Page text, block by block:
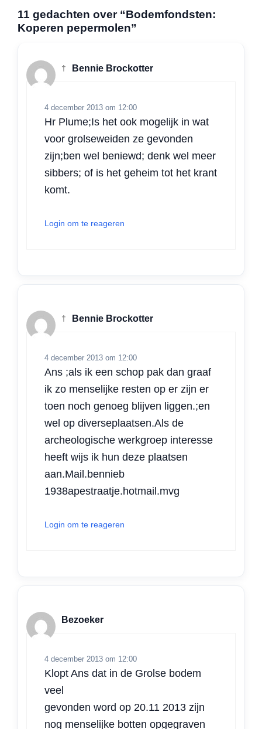
t
s
p
p
c
e
b
k
n
k
e
n
t
t
i
l
n
11 gedachten over “Bodemfondsten:
Koperen pepermolen”
† Bennie Brockotter
4 december 2013 om 12:00
Hr Plume;Is het ook mogelijk in wat
voor grolseweiden ze gevonden
zijn;ben wel beniewd; denk wel meer
sibbers; of is het geheim tot het krant
komt.
Login om te reageren
† Bennie Brockotter
4 december 2013 om 12:00
Ans ;als ik een schop pak dan graaf
ik zo menselijke resten op er zijn er
toen noch genoeg blijven liggen.;en
wel op diverseplaatsen.Als de
archeologische werkgroep interesse
heeft wijs ik hun deze plaatsen
aan.Mail.bennieb
1938apestraatje.hotmail.mvg
Login om te reageren
Bezoeker
4 december 2013 om 12:00
Klopt Ans dat in de Grolse bodem
veel
gevonden word op 20.11 2013 zijn
nog menselijke botten opgegraven